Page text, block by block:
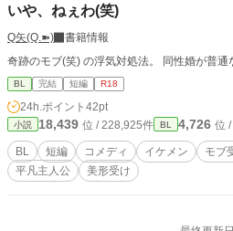
いや、ねぇわ(笑)
Q矢(Q.➽)
書籍情報
奇跡のモブ(笑) の浮気対処法。 同性婚が普通
BL 完結 短編 R18
24h.ポイント 42pt
小説 18,439 位 / 228,925件 BL 4,726 位
BL 短編 コメディ イケメン モブ
平凡主人公
美形受け